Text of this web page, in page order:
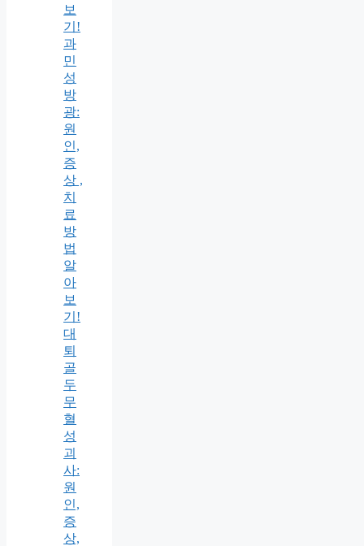
보
기!
과
민
성
방
광:
원
인,
증
상 ,
치
료
방
법
알
아
보
기!
대
퇴
골
두
무
혈
성
괴
사:
원
인,
증
상,